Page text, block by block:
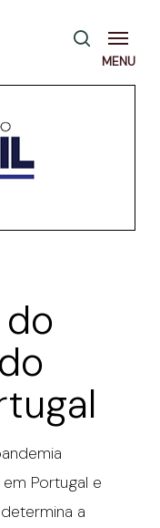
pesquisa
Menu
Portugal e
a